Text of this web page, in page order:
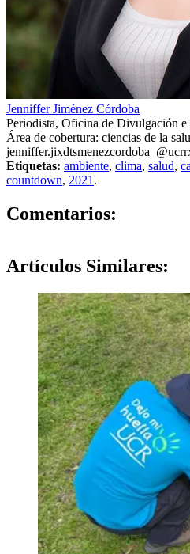
Jenniffer Jiménez Córdoba
Periodista, Oficina de Divulgación
Área de cobertura: ciencias de la
jenniffer.jixdtsmenezcordoba @ucr
Etiquetas: ambiente, clima, salud,
countdown, 2021 .
Comentarios:
Artículos Similares: